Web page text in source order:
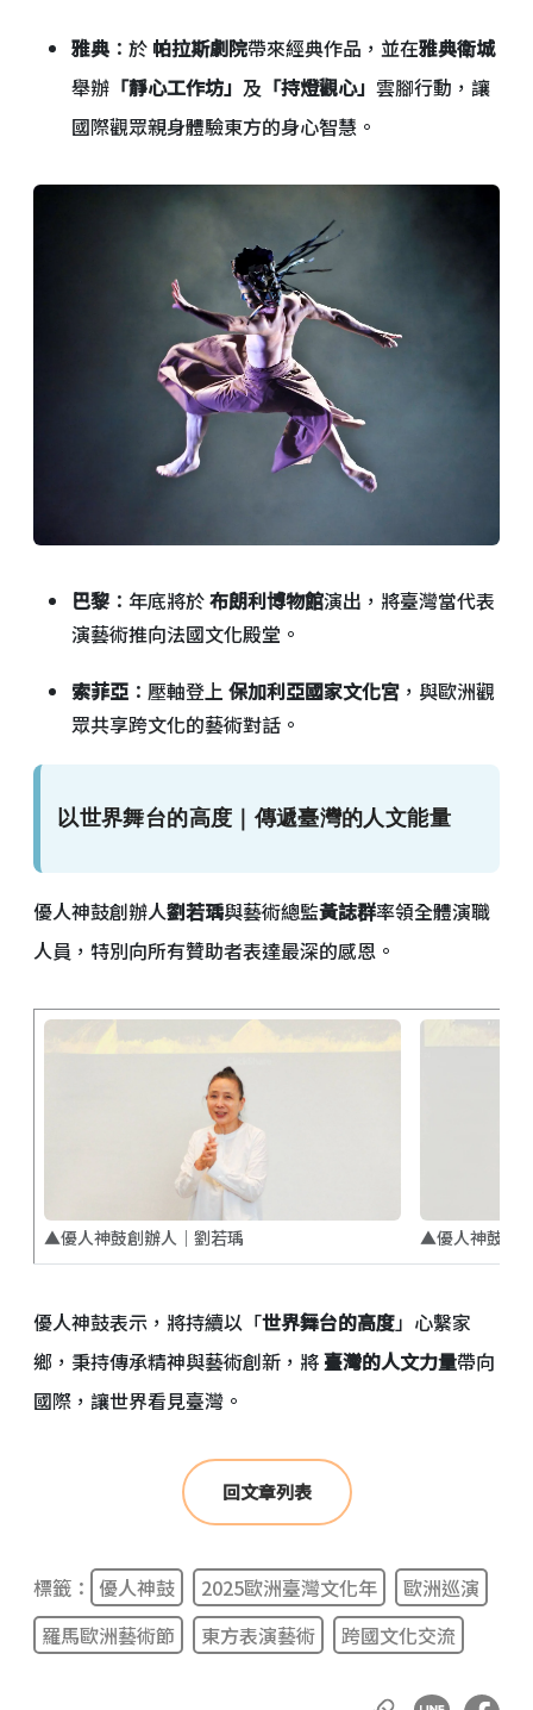
雅典 ：於 帕拉斯劇院帶來經典作品，並在雅典衛城
舉辦 「靜心工作坊」 及 「持燈觀心」 雲腳行動，讓
國際觀眾親身體驗東方的身心智慧。
巴黎 ：年底將於布朗利博物館演出，將臺灣當代表
演藝術推向法國文化殿堂。
索菲亞 ：壓軸登上 保加利亞國家文化宮 ，與歐洲觀
眾共享跨文化的藝術對話。
以世界舞台的高度｜傳遞臺灣的人文能量
優人神鼓創辦人劉若瑀與藝術總監黃誌群率領全體演職
人員，特別向所有贊助者表達最深的感恩。
▲優人神鼓創辦人｜劉若瑀 ▲優人神鼓藝
優人神鼓表示，將持續以「世界舞台的高度」心繫家
鄉，秉持傳承精神與藝術創新，將臺灣的人文力量帶向
國際，讓世界看見臺灣。
回文章列表
標籤： 優人神鼓 2025歐洲臺灣文化年
歐洲巡演
羅馬歐洲藝術節
東方表演藝術 跨國文化交流